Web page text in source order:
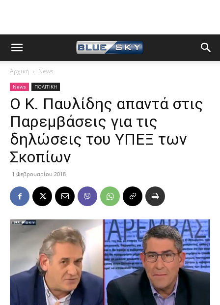
Αρχική News
News ΠΟΛΙΤΙΚΗ
Ο Κ. Παυλίδης απαντά στις
Παρεμβάσεις για τις
δηλώσεις του ΥΠΕΞ των
Σκοπίων
1 Φεβρουαρίου 2018